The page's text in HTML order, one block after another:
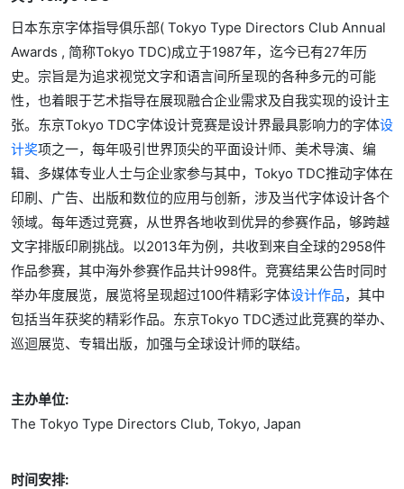
日本东京字体指导俱乐部( Tokyo Type Directors Club Annual
Awards , 简称Tokyo TDC)成立于1987年，迄今已有27年历
史。宗旨是为追求视觉文字和语言间所呈现的各种多元的可能
性，也着眼于艺术指导在展现融合企业需求及自我实现的设计主
张。东京Tokyo TDC字体设计竞赛是设计界最具影响力的字体设
计奖项之一，每年吸引世界顶尖的平面设计师、美术导演、编
辑、多媒体专业人士与企业家参与其中，Tokyo TDC推动字体在
印刷、广告、出版和数位的应用与创新，涉及当代字体设计各个
领域。每年透过竞赛，从世界各地收到优异的参赛作品，够跨越
文字排版印刷挑战。以2013年为例，共收到来自全球的2958件
作品参赛，其中海外参赛作品共计998件。竞赛结果公告时同时
举办年度展览，展览将呈现超过100件精彩字体设计作品，其中
包括当年获奖的精彩作品。东京Tokyo TDC透过此竞赛的举办、
巡迴展览、专辑出版，加强与全球设计师的联结。
主办单位:
The Tokyo Type Directors Club, Tokyo, Japan
时间安排: